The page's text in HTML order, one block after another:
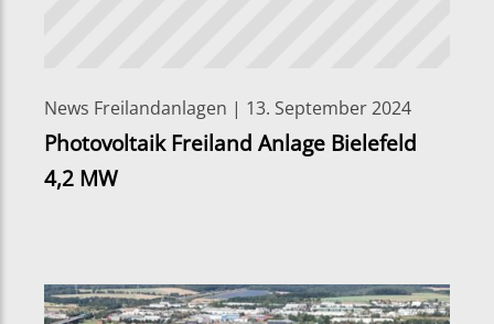
News Freilandanlagen | 13. September 2024
Photovoltaik Freiland Anlage Bielefeld
4,2 MW